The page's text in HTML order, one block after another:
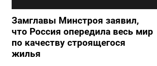
Замглавы Минстроя заявил,
что Россия опередила весь мир
по качеству строящегося
жилья